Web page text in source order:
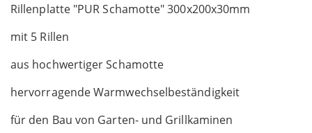
Rillenplatte "PUR Schamotte" 300x200x30mm
mit 5 Rillen
aus hochwertiger Schamotte
hervorragende Warmwechselbeständigkeit
für den Bau von Garten- und Grillkaminen
gallery
to
beginning
the
images
gallery